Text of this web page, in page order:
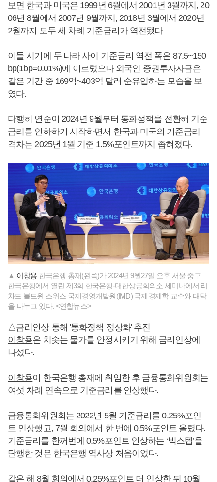
보면 한국과 미국은 1999년 6월에서 2001년 3월까지, 20
06년 8월에서 2007년 9월까지, 2018년 3월에서 2020년
2월까지 모두 세 차례 기준금리가 역전됐다.
이들 시기에 두 나라 사이 기준금리 역전 폭은 87.5~150
bp(1bp=0.01%)에 이르렀으나 외국인 증권투자자금은
같은 기간 중 169억~403억 달러 순유입하는 모습을 보
였다.
다행히 연준이 2024년 9월부터 통화정책을 전환해 기준
금리를 인하하기 시작하면서 한국과 미국의 기준금리
격차는 2025년 1월 기준 1.5%포인트까지 좁혀졌다.
▲ 이창용 한국은행 총재(왼쪽)가 2024년 9월27일 오후 서울 중구
한국은행에서 열린 제3회 한국은행-대한상공회의소 세미나에서 리
차드 볼드윈 스위스 국제경영개발원(IMD) 국제경제학 교수와 대담
을 나누고 있다. <연합뉴스>
△금리인상 통해 '통화정책 정상화' 추진
이창용은 치솟는 물가를 안정시키기 위해 금리인상에
나섰다.
이창용이 한국은행 총재에 취임한 후 금융통화위원회는
여섯 차례 연속으로 기준금리를 인상했다.
금융통화위원회는 2022년 5월 기준금리를 0.25%포인
트 인상했고, 7월 회의에서 한 번에 0.5%포인트 올렸다.
기준금리를 한꺼번에 0.5%포인트 인상하는 ‘빅스텝’을
단행한 것은 한국은행 역사상 처음이었다.
같은 해 8월 회의에서 0.25%포인트 더 인상한 뒤 10월